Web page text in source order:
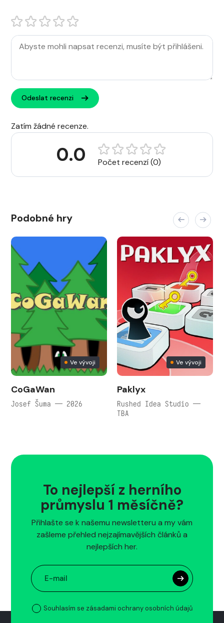
Odeslat recenzi
Zatím žádné recenze.
0.0 Počet recenzí (0)
Podobné hry
Ve vývoji
CoGaWan
Josef Šuma — 2026
Ve vývoji
Paklyx
Rushed Idea Studio —
TBA
To nejlepší z herního
průmyslu 1 měsíčně?
Přihlašte se k našemu newsletteru a my vám
zašleme přehled nejzajímavějších článků a
nejlepších her.
Souhlasím se zásadami ochrany osobních údajů